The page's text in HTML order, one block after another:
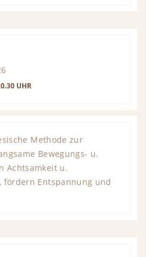
UHR
Methode zur
Bewegungs- u.
Achtsamkeit u.
fördern Entspannung und